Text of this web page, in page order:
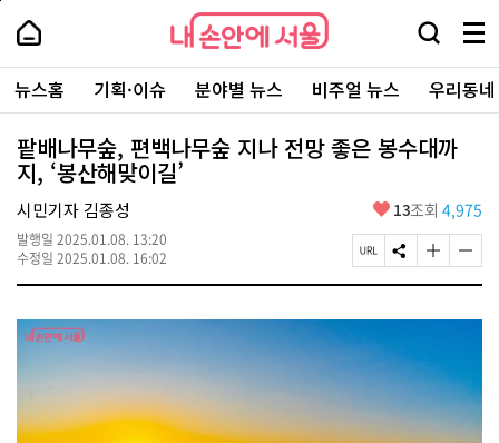
본
로
가
내
손
안
에
서
울
-
서
울
시
대
표
소
통
포
내
손
에
울
검
창
열
기
메
뉴
전
체
보
주
요
서
뉴스홈 기획·이슈 분야별 뉴스 비주얼 뉴스 우리동
팥배나무숲, 편백나무숲 지나 전망 좋은 봉수대까
지, ‘봉산해맞이길’
시민기자 김종성
발행일 2025.01.08. 13:20
수정일 2025.01.08. 16:02
좋
요
13조회 4,975
페
이
U
L
복
사
S
N
공
하
기
글
자
기
변
경
하
기
글
자
기
경
하
기
페
상
단
로